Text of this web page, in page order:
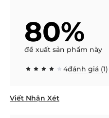
80%
đề xuất sản phẩm này
4đánh giá (1)
Viết Nhận Xét